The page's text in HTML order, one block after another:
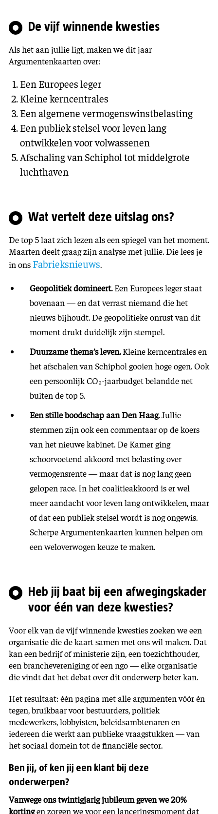
De vijf winnende kwesties
Als het aan jullie ligt, maken we dit jaar
Argumentenkaarten over:
Een Europees leger
Kleine kerncentrales
Een algemene vermogenswinstbelasting
Een publiek stelsel voor leven lang
ontwikkelen voor volwassenen
Afschaling van Schiphol tot middelgrote
luchthaven
Wat vertelt deze uitslag ons?
De top 5 laat zich lezen als een spiegel van het moment.
Maarten deelt graag zijn analyse met jullie. Die lees je
in ons Fabrieksnieuws.
Geopolitiek domineert.Een Europees leger staat
bovenaan — en dat verrast niemand die het
nieuws bijhoudt. De geopolitieke onrust van dit
moment drukt duidelijk zijn stempel.
Duurzame thema’s leven.Kleine kerncentrales en
het afschalen van Schiphol gooien hoge ogen. Ook
een persoonlijk CO₂-jaarbudget belandde net
buiten de top 5.
Een stille boodschap aan Den Haag.Jullie
stemmen zijn ook een commentaar op de koers
van het nieuwe kabinet. De Kamer ging
schoorvoetend akkoord met belasting over
vermogensrente — maar dat is nog lang geen
gelopen race. In het coalitieakkoord is er wel
meer aandacht voor leven lang ontwikkelen, maar
of dat een publiek stelsel wordt is nog ongewis.
Scherpe Argumentenkaarten kunnen helpen om
een weloverwogen keuze te maken.
Heb jij baat bij een afwegingskader
voor één van deze kwesties?
Voor elk van de vijf winnende kwesties zoeken we een
organisatie die de kaart samen met ons wil maken. Dat
kan een bedrijf of ministerie zijn, een toezichthouder,
een branchevereniging of een ngo — elke organisatie
die vindt dat het debat over dit onderwerp beter kan.
Het resultaat: één pagina met alle argumenten vóór én
tegen, bruikbaar voor bestuurders, politiek
medewerkers, lobbyisten, beleidsambtenaren en
iedereen die werkt aan publieke vraagstukken — van
het sociaal domein tot de financiële sector.
Ben jij, of ken jij een klant bij deze
onderwerpen?
Vanwege ons twintigjarig jubileum geven we 20%
kortingen zorgen we voor een lanceringsmoment dat